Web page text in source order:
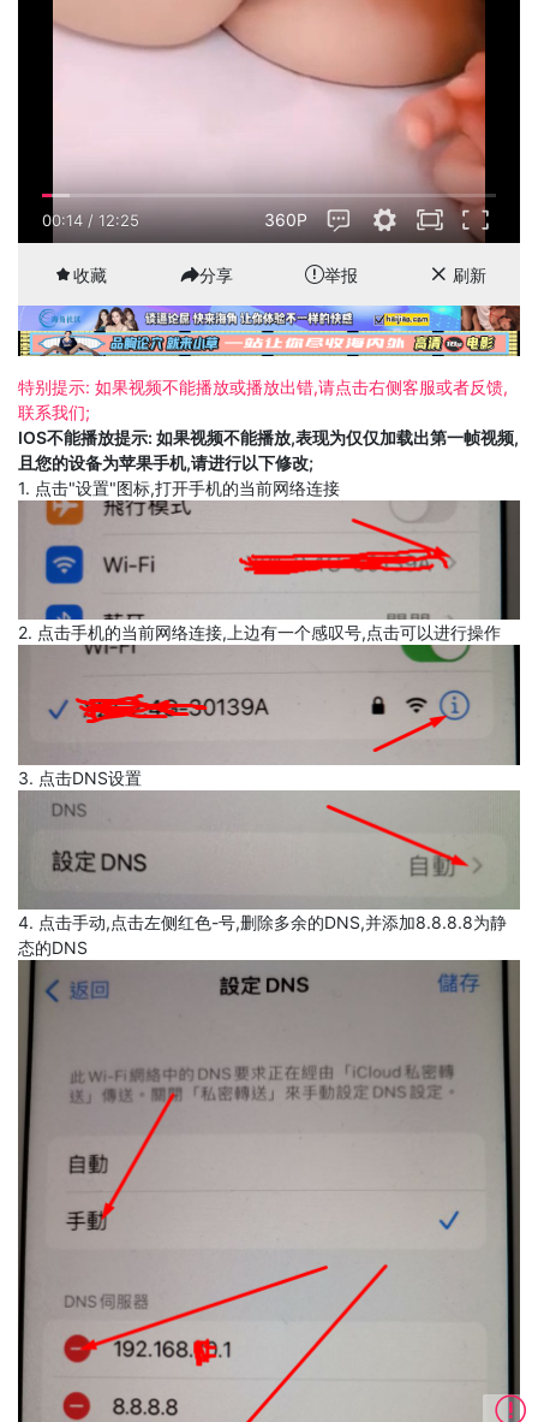
00:15 / 12:25 360P
收藏 分享 举报 刷新
特别提示: 如果视频不能播放或播放出错,请点击右侧客服或者反馈,
联系我们;
IOS不能播放提示: 如果视频不能播放,表现为仅仅加载出第一帧视频,
且您的设备为苹果手机,请进行以下修改;
1. 点击"设置"图标,打开手机的当前网络连接
2. 点击手机的当前网络连接,上边有一个感叹号,点击可以进行操作
3. 点击DNS设置
4. 点击手动,点击左侧红色-号,删除多余的DNS,并添加8.8.8.8为静
态的DNS